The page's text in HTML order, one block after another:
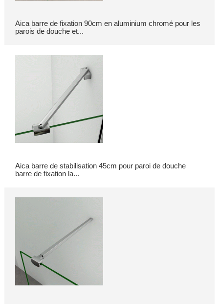
Aica barre de fixation 90cm en aluminium chromé pour les
parois de douche et...
Aica barre de stabilisation 45cm pour paroi de douche
barre de fixation la...